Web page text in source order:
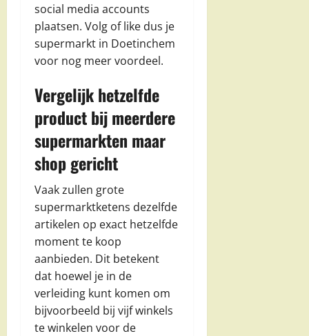
social media accounts
plaatsen. Volg of like dus je
supermarkt in Doetinchem
voor nog meer voordeel.
Vergelijk hetzelfde
product bij meerdere
supermarkten maar
shop gericht
Vaak zullen grote
supermarktketens dezelfde
artikelen op exact hetzelfde
moment te koop
aanbieden. Dit betekent
dat hoewel je in de
verleiding kunt komen om
bijvoorbeeld bij vijf winkels
te winkelen voor de